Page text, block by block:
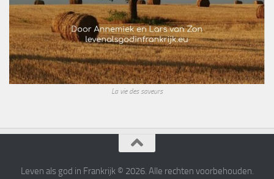
La vie des saveurs
Leven als god in Frankrijk © 2026. Alle rechten voorbehouden.